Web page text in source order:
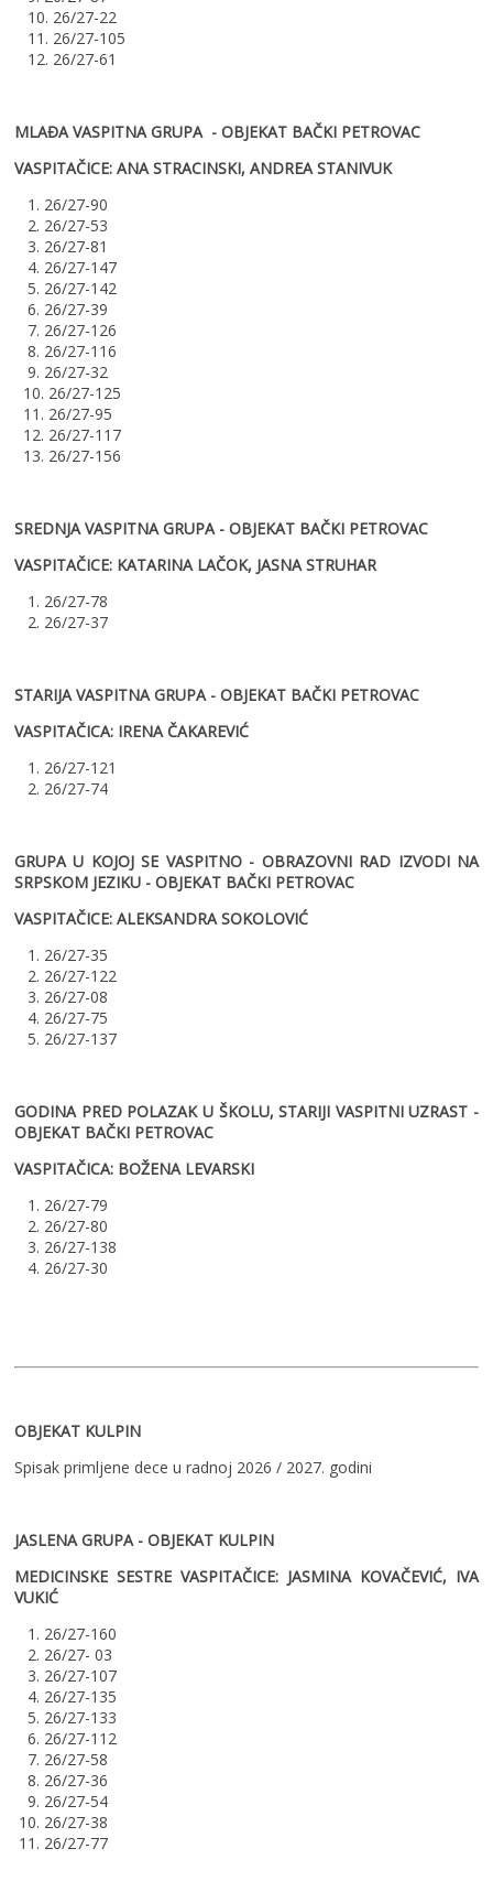
10. 26/27-22
11. 26/27-105
12. 26/27-61
MLAĐA VASPITNA GRUPA - OBJEKAT BAČKI PETROVAC
VASPITAČICE: ANA STRACINSKI, ANDREA STANIVUK
1. 26/27-90
2. 26/27-53
3. 26/27-81
4. 26/27-147
5. 26/27-142
6. 26/27-39
7. 26/27-126
8. 26/27-116
9. 26/27-32
10. 26/27-125
11. 26/27-95
12. 26/27-117
13. 26/27-156
SREDNJA VASPITNA GRUPA - OBJEKAT BAČKI PETROVAC
VASPITAČICE: KATARINA LAČOK, JASNA STRUHAR
1. 26/27-78
2. 26/27-37
STARIJA VASPITNA GRUPA - OBJEKAT BAČKI PETROVAC
VASPITAČICA: IRENA ČAKAREVIĆ
1. 26/27-121
2. 26/27-74
GRUPA U KOJOJ SE VASPITNO - OBRAZOVNI RAD IZVODI NA
SRPSKOM JEZIKU - OBJEKAT BAČKI PETROVAC
VASPITAČICE: ALEKSANDRA SOKOLOVIĆ
1. 26/27-35
2. 26/27-122
3. 26/27-08
4. 26/27-75
5. 26/27-137
GODINA PRED POLAZAK U ŠKOLU, STARIJI VASPITNI UZRAST -
OBJEKAT BAČKI PETROVAC
VASPITAČICA: BOŽENA LEVARSKI
1. 26/27-79
2. 26/27-80
3. 26/27-138
4. 26/27-30
OBJEKAT KULPIN
Spisak primljene dece u radnoj 2026 / 2027. godini
JASLENA GRUPA - OBJEKAT KULPIN
MEDICINSKE SESTRE VASPITAČICE: JASMINA KOVAČEVIĆ, IVA
VUKIĆ
1. 26/27-160
2. 26/27- 03
3. 26/27-107
4. 26/27-135
5. 26/27-133
6. 26/27-112
7. 26/27-58
8. 26/27-36
9. 26/27-54
10. 26/27-38
11. 26/27-77